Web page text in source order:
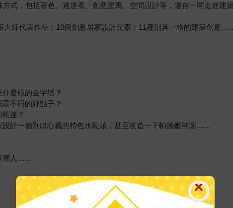
式，包括著色、連連看、創意塗鴉、空間設計等，邀你一同走進建築
大師代表作品；10個創意居家設計元素；11種別具一格的建築創意
麼樣的金字塔？
不同的好點子？
篷？
計一個別出心裁的特色水龍頭，甚至改造一下帕德嫩神廟……
摩人……